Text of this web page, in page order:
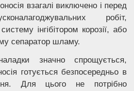
взагалі виключено і перед
робіт,
інгібітором корозії, або
сепаратор шламу.
значно спрощується,
готується безпосередньо в
Для цього не потрібно